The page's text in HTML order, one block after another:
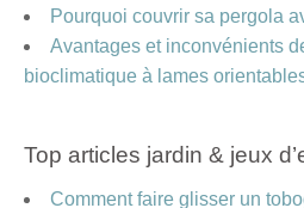
Pourquoi couvrir sa pergola
Avantages et inconvénients
bioclimatique à lames
Top articles jardin & jeux
Comment faire glisser un